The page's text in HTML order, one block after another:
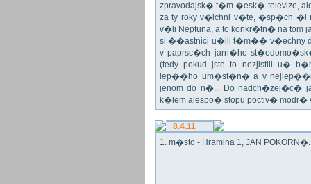
zpravodajsk� t�m �esk� televize,
za ty roky v�ichni v�te, �sp�ch
v�li Neptuna, a to konkr�tn� na tom
si ��astnici u�ili t�m�� v�echny
v paprsc�ch jarn�ho
(tedy pokud jste to nezjistili u�
lep��ho um�st�n� a v
jenom do n�... Do nadch�zej�c�
k�lem alespo� stopu poctiv�
8.4.11
1. m�sto - Hramina 1, JAN